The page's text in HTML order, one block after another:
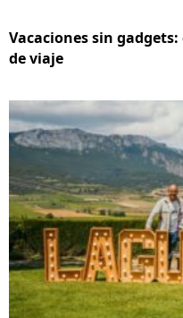
Vacaciones sin
de viaje